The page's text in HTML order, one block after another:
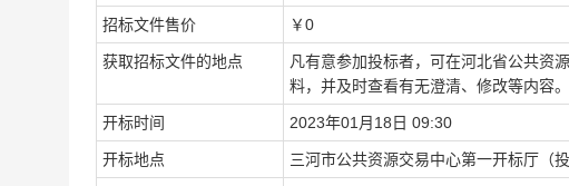
招标文件售价 ￥0
获取招标文件的地点
凡有意参加投标者，可在河北省公共资
料，并及时查看有无澄清、修改等内容。
开标时间 2023年01月18日 09:30
开标地点 三河市公共资源交易中心第一开标厅（